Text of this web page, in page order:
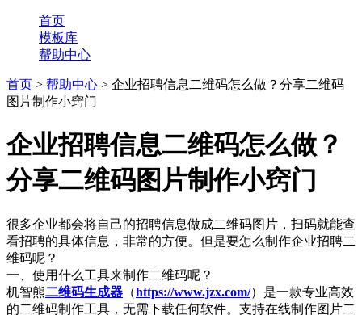
首页
模板库
帮助中心
首页 > 帮助中心 > 企业招聘信息二维码怎么做？分享二维码
图片制作小窍门
企业招聘信息二维码怎么做？
分享二维码图片制作小窍门
很多企业都会将自己的招聘信息做成二维码图片，扫码就能查
看招聘的具体信息，非常的方便。但是要怎么制作企业招聘二
维码呢？
一、使用什么工具来制作二维码呢？
机智熊二维码生成器 （https://www.jzx.com/）是一款专业高效
的二维码制作工具，无需下载任何软件。支持在线制作图片二